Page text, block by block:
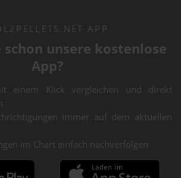
APP
schon unsere kostenlose
App?
einem Klick vergleichen und direkt
immer auf dem aktuellen
im Chart einfach nachverfolgen